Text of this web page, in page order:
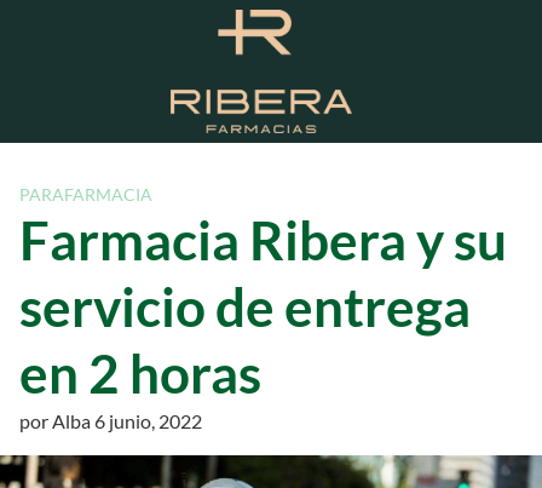
d
o
PARAFARMACIA
Farmacia Ribera y su
servicio de entrega
en 2 horas
porAlba6 junio, 2022